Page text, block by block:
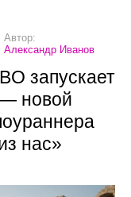
Автор:
Александр Иванов
запускает
— новой
нас»